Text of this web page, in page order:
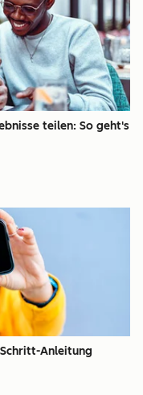
teilen: So geht's
Anleitung